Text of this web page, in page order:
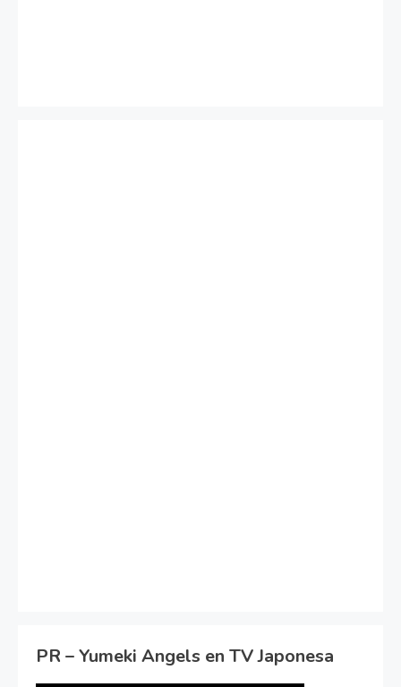
PR – Yumeki Angels en TV Japonesa